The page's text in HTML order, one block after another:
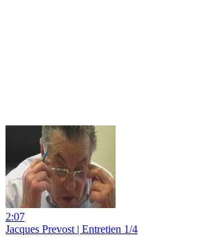
2:07
Jacques Prevost | Entretien 1/4